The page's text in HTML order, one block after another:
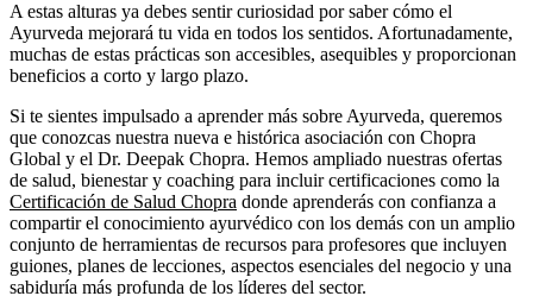
A estas alturas ya debes sentir curiosidad por saber cómo el
Ayurveda mejorará tu vida en todos los sentidos. Afortunadamente,
muchas de estas prácticas son accesibles, asequibles y proporcionan
beneficios a corto y largo plazo.
Si te sientes impulsado a aprender más sobre Ayurveda, queremos
que conozcas nuestra nueva e histórica asociación con Chopra
Global y el Dr. Deepak Chopra. Hemos ampliado nuestras ofertas
de salud, bienestar y coaching para incluir certificaciones como la
Certificación de Salud Chopra donde aprenderás con confianza a
compartir el conocimiento ayurvédico con los demás con un amplio
conjunto de herramientas de recursos para profesores que incluyen
guiones, planes de lecciones, aspectos esenciales del negocio y una
sabiduría más profunda de los líderes del sector.